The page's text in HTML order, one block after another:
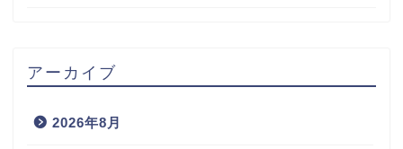
アーカイブ
2026年8月